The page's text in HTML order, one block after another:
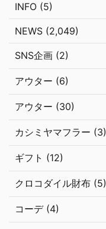
INFO (5)
NEWS (2,049)
SNS企画 (2)
アウター (6)
アウター (30)
カシミヤマフラー (3)
ギフト (12)
クロコダイル財布 (5)
コーデ (4)